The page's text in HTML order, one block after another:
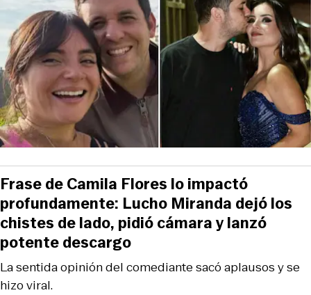
La sentida opinión del comediante sacó aplausos y se
hizo viral.
Frase de Camila Flores lo impactó
profundamente: Lucho Miranda dejó los
chistes de lado, pidió cámara y lanzó
potente descargo